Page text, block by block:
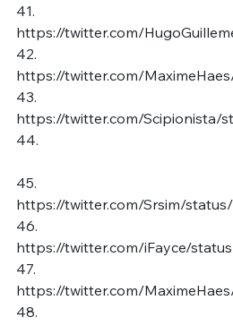
41.
https://twitter.com/
42.
https://twitter.com/
43.
https://twitter.com/Scipionista/
44.
45.
https://twitter.com/Srsim/
46.
https://twitter.com/iFayce/
47.
https://twitter.com/
48.